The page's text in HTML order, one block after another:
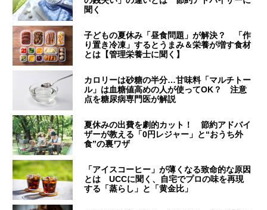
聞く
子どもの夏休み「昼食問題」が解決？ 「作
り置き冷凍」するとうまみ＆栄養が増す食材
とは【管理栄養士に聞く】
カロリーは砂糖の半分…甘味料「マルチトー
ル」は血糖値高めの人が使ってOK？ 注意
点を糖尿病専門医が解説
夏休みの出費を劇的カット！ 節約アドバイ
ザーが教える「0円レジャー」と“おうち外
食”の裏ワザ
「アイスコーヒー」が薄くなる致命的な原因
とは UCCに聞く、自宅でプロの味を再現
する「蒸らし」と「黄金比」